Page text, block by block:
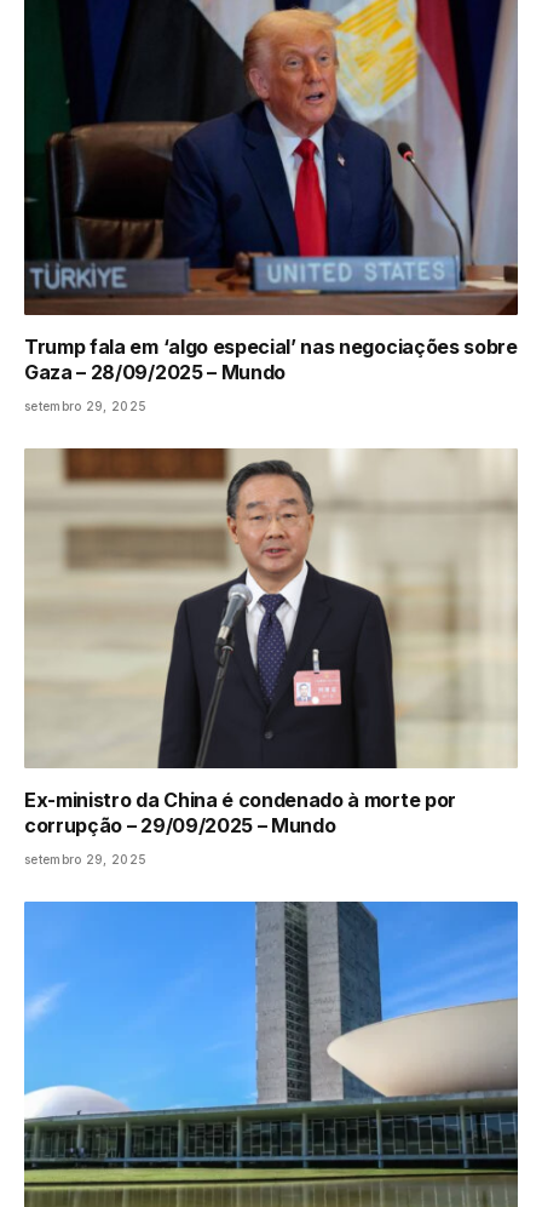
Trump fala em ‘algo especial’ nas negociações sobre
Gaza – 28/09/2025 – Mundo
setembro 29, 2025
Ex-ministro da China é condenado à morte por
corrupção – 29/09/2025 – Mundo
setembro 29, 2025